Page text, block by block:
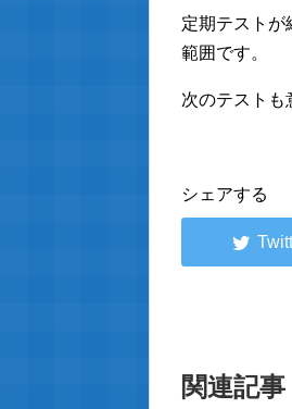
定期テストが
範囲です。
次のテストも
シェアする
関連記事